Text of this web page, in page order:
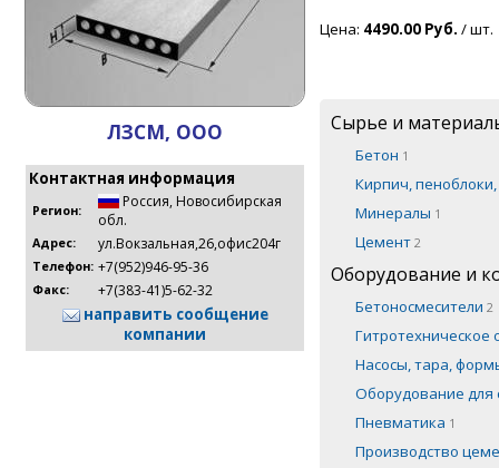
ЛЗСМ, ООО
Контактная информация
Регион: Россия, Новосибирская
обл.
Адрес: ул.Вокзальная,26,офис204г
Телефон: +7(952)946-95-36
Факс: +7(383-41)5-62-32
направить сообщение
компании
Цена: 4490.00 Руб. / шт.
Сырье и
Бетон 1
Кирпич,
Минералы 1
Цемент 2
Оборудование и
Бетоносмесители 2
Насосы, тара,
Оборудование для
Пневматика 1
Производство